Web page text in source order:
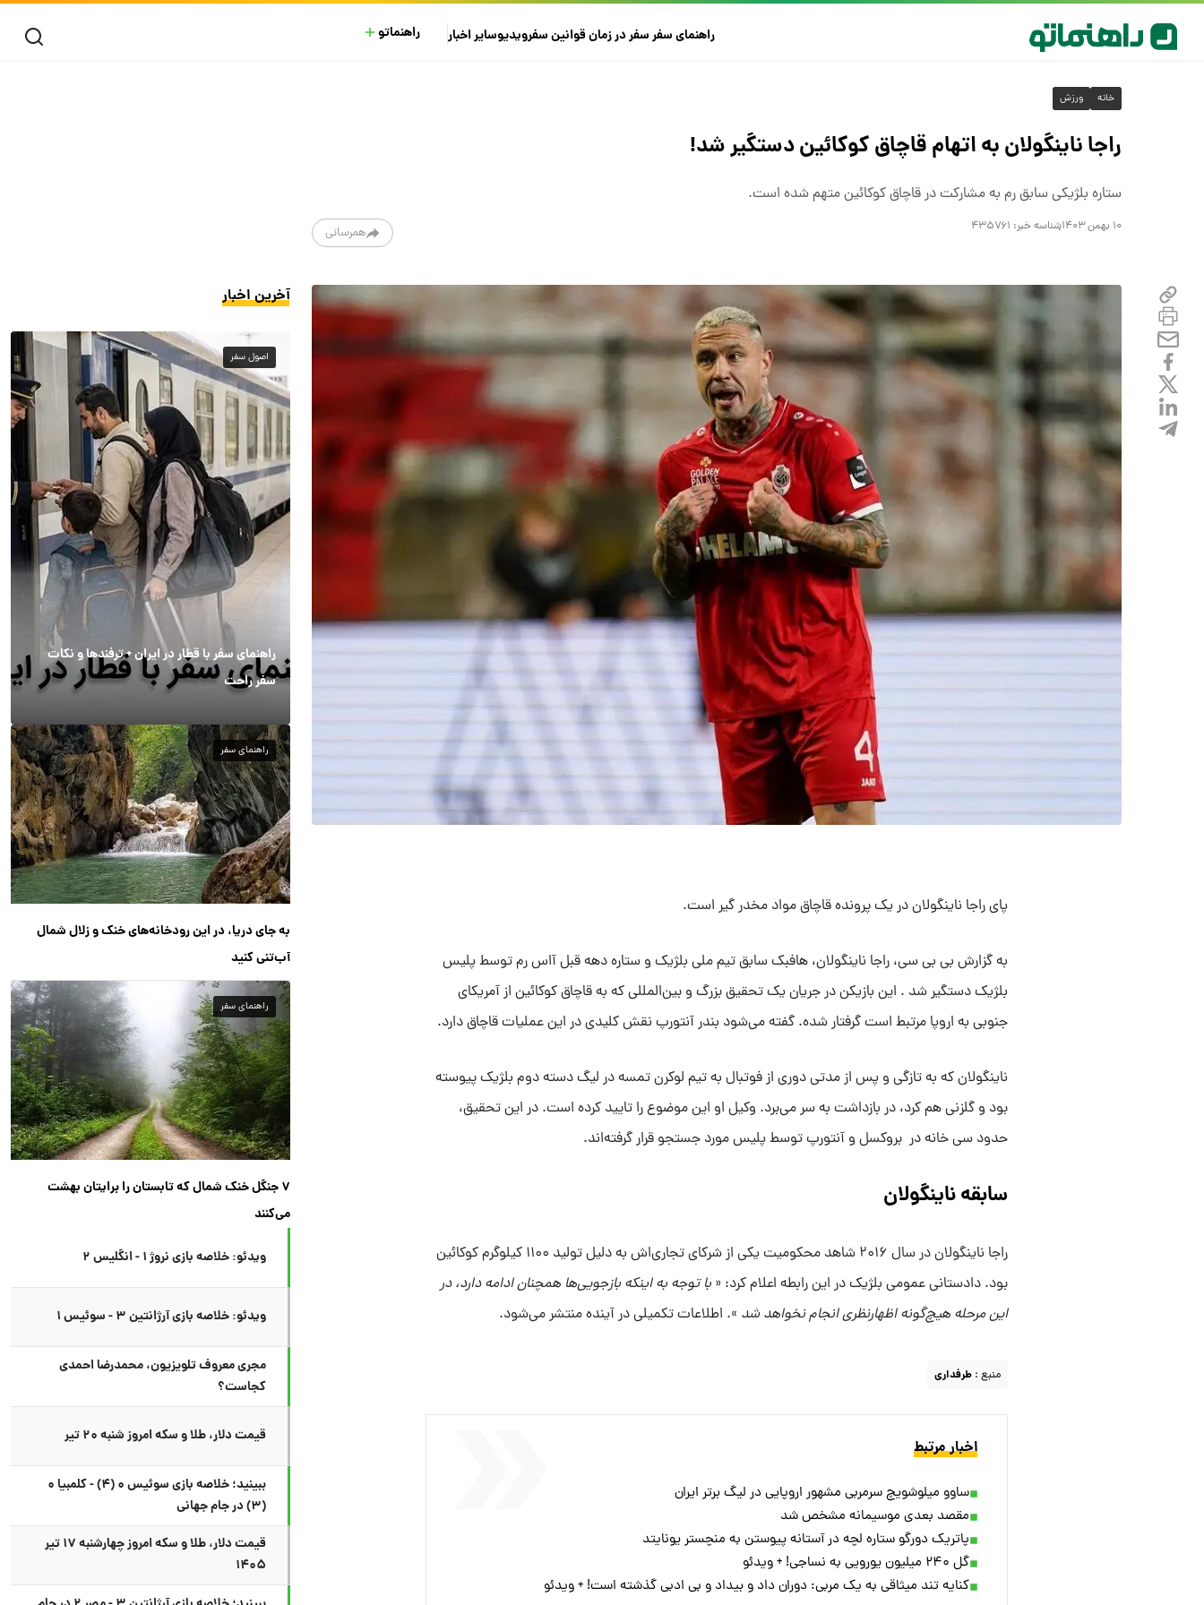
راهنمای سفرسفر در زمانقوانین سفرویدیوسایراخبار راهنماتو
خانه ورزش
راجا ناینگولان به اتهام قاچاق کوکائین دستگیر شد!
ستاره بلژیکی سابق رم به مشارکت در قاچاق کوکائین متهم شده است.
۱۰ بهمن ۱۴۰۳ شناسه خبر: ۴۳۵۷۶۱ همرسانی
پای راجا ناینگولان در یک پرونده قاچاق مواد مخدر گیر است.
به گزارش بی بی سی، راجا ناینگولان، هافبک سابق تیم ملی بلژیک و ستاره دهه قبل آاس رم توسط پلیس
بلژیک دستگیر شد . این بازیکن در جریان یک تحقیق بزرگ و بین‌المللی که به قاچاق کوکائین از آمریکای
جنوبی به اروپا مرتبط است گرفتار شده. گفته می‌شود بندر آنتورپ نقش کلیدی در این عملیات قاچاق دارد.
ناینگولان که به تازگی و پس از مدتی دوری از فوتبال به تیم لوکرن تمسه در لیگ دسته دوم بلژیک پیوسته
بود و گلزنی هم کرد، در بازداشت به سر می‌برد. وکیل او این موضوع را تایید کرده است. در این تحقیق،
حدود سی خانه در بروکسل و آنتورپ توسط پلیس مورد جستجو قرار گرفته‌اند.
سابقه ناینگولان
راجا ناینگولان در سال ۲۰۱۶ شاهد محکومیت یکی از شرکای تجاری‌اش به دلیل تولید ۱۱۰۰ کیلوگرم کوکائین
بود. دادستانی عمومی بلژیک در این رابطه اعلام کرد: « با توجه به اینکه بازجویی‌ها همچنان ادامه دارد، در
این مرحله هیچ‌گونه اظهارنظری انجام نخواهد شد ». اطلاعات تکمیلی در آینده منتشر می‌شود.
منبع : طرفداری
اخبار مرتبط
ساوو میلوشویچ سرمربی مشهور اروپایی در لیگ برتر ایران
مقصد بعدی موسیمانه مشخص شد
پاتریک دورگو ستاره لچه در آستانه پیوستن به منچستر یونایتد
گل ۲۴۰ میلیون یورویی به نساجی! + ویدئو
کنایه تند میثاقی به یک مربی: دوران داد و بیداد و بی ادبی گذشته است! + ویدئو
آخرین اخبار
اصول سفر
راهنمای سفر با قطار در ایران + ترفندها و نکات
سفر راحت
راهنمای سفر
به جای دریا، در این رودخانه‌های خنک و زلال شمال
آب‌تنی کنید
راهنمای سفر
۷ جنگل خنک شمال که تابستان را برایتان بهشت
می‌کنند
ویدئو: خلاصه بازی نروژ ۱ - انگلیس ۲
ویدئو: خلاصه بازی آرژانتین ۳ - سوئیس ۱
مجری معروف تلویزیون، محمدرضا احمدی
کجاست؟
قیمت دلار، طلا و سکه امروز شنبه ۲۰ تیر
ببینید؛ خلاصه بازی سوئیس ۰ (۴) - کلمبیا ۰
(۳) در جام جهانی
قیمت دلار، طلا و سکه امروز چهارشنبه ۱۷ تیر
۱۴۰۵